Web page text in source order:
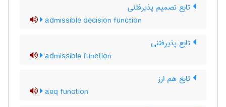
تابع تصمیم پذیرفتنی
admissible decision function
تابع پذیرفتنی
admissible function
تابع هم ارز
aeq function